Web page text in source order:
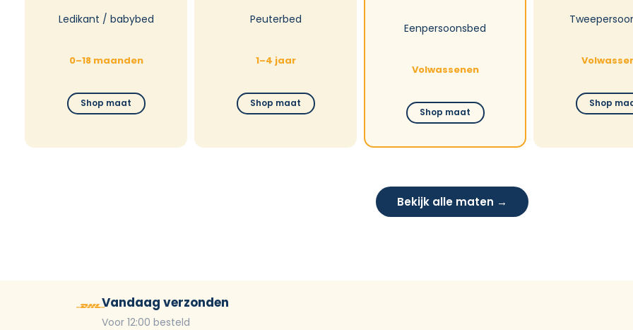
Ledikant / babybed
0–18 maanden
Shop maat
Peuterbed
1–4 jaar
Shop maat
Eenpersoonsbed
Volwassenen
Shop maat
Shop
Bekijk alle maten →
Vandaag verzonden
Voor 12:00 besteld